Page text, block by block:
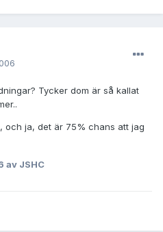
Tycker dom är så kallat
och ja, det är 75% chans att jag
av JSHC